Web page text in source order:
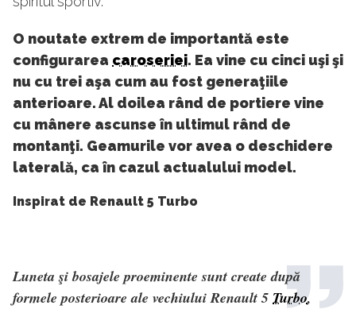
O noutate extrem de importantă este
configurarea caroseriei. Ea vine cu cinci uşi şi
nu cu trei aşa cum au fost generaţiile
anterioare. Al doilea rând de portiere vine
cu mânere ascunse în ultimul rând de
montanţi. Geamurile vor avea o deschidere
laterală, ca în cazul actualului model.
Inspirat de Renault 5 Turbo
Luneta şi bosajele proeminente sunt create după
formele posterioare ale vechiului Renault 5 Turbo,